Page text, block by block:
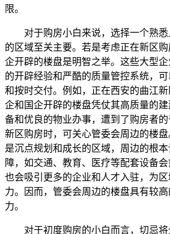
限。
对于购房小白来说，选择一个熟悉
的区域至关主要。若是考虑正在新区
企开辟的楼盘是明智之举。这些大型
的开辟经验和严酷的质量管控系统，
和按时交付。例如，正在西安的曲江
企和国企开辟的楼盘凭仗其高质量的
备和优良的物业办事，遭到了购房者
新区购房时，可关心管委会周边的楼
是沉点规划和成长的区域，周边的根
障，如交通、教育、医疗等配套设备
也会吸引更多的企业和人才入驻，为
力。因而，管委会周边的楼盘具有较
力。
对于初度购房的小白而言，切忌将